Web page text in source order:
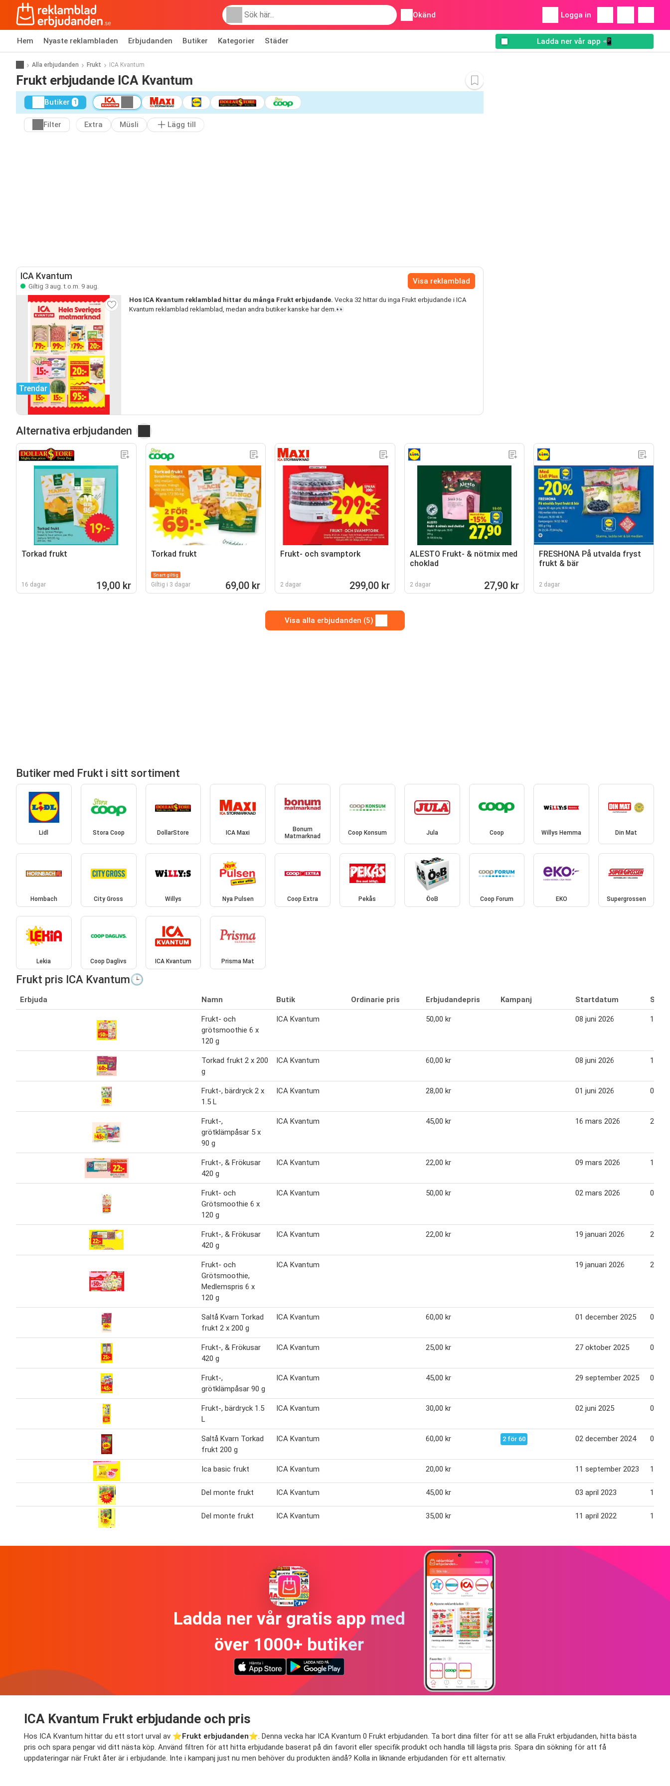
Okänd Logga in
Hem Nyaste reklambladen Erbjudanden Butiker Kategorier Städer Ladda ner vår app 📲
Alla erbjudanden Frukt ICA Kvantum
Frukt erbjudande ICA Kvantum
Butiker 1
Filter Extra Müsli Lägg till
ICA Kvantum
Giltig 3 aug. t.o.m. 9 aug.
Visa reklamblad
Trendar
Hos ICA Kvantum reklamblad hittar du många Frukt erbjudande. Vecka 32 hittar du inga Frukt erbjudande i ICA
Kvantum reklamblad reklamblad, medan andra butiker kanske har dem.👀
Alternativa erbjudanden
Torkad frukt
16 dagar 19,00 kr
Torkad frukt
Snart giltig
Giltig i 3 dagar 69,00 kr
Frukt- och svamptork
2 dagar 299,00 kr
ALESTO Frukt- & nötmix med
choklad
2 dagar 27,90 kr
FRESHONA På utvalda fryst
frukt & bär
2 dagar
Visa alla erbjudanden (5)
Butiker med Frukt i sitt sortiment
Lidl Stora Coop DollarStore ICA Maxi
Bonum
Matmarknad
Coop Konsum Jula Coop Willys Hemma Din Mat
Hornbach City Gross Willys Nya Pulsen Coop Extra Pekås ÖoB Coop Forum EKO Supergrossen
Lekia Coop Daglivs ICA Kvantum Prisma Mat
Frukt pris ICA Kvantum🕒
Erbjuda Namn Butik Ordinarie pris Erbjudandepris Kampanj Startdatum
Frukt- och
grötsmoothie 6 x
120 g
ICA Kvantum 50,00 kr 08 juni 2026 14
Torkad frukt 2 x 200
g
ICA Kvantum 60,00 kr 08 juni 2026 14
Frukt-, bärdryck 2 x
1.5 L
ICA Kvantum 28,00 kr 01 juni 2026 07
Frukt-,
grötklämpåsar 5 x
90 g
ICA Kvantum 45,00 kr 16 mars 2026 22
Frukt-, & Frökusar
420 g
ICA Kvantum 22,00 kr 09 mars 2026 15
Frukt- och
Grötsmoothie 6 x
120 g
ICA Kvantum 50,00 kr 02 mars 2026 08
Frukt-, & Frökusar
420 g
ICA Kvantum 22,00 kr 19 januari 2026 25
Frukt- och
Grötsmoothie,
Medlemspris 6 x
120 g
ICA Kvantum 19 januari 2026 25
Saltå Kvarn Torkad
frukt 2 x 200 g
ICA Kvantum 60,00 kr 01 december 2025 07
Frukt-, & Frökusar
420 g
ICA Kvantum 25,00 kr 27 oktober 2025 02
Frukt-,
grötklämpåsar 90 g
ICA Kvantum 45,00 kr 29 september 2025 05
Frukt-, bärdryck 1.5
L
ICA Kvantum 30,00 kr 02 juni 2025 08
Saltå Kvarn Torkad
frukt 200 g
ICA Kvantum 60,00 kr 2 för 60 02 december 2024 08
Ica basic frukt ICA Kvantum 20,00 kr 11 september 2023 17
Del monte frukt ICA Kvantum 45,00 kr 03 april 2023 10
Del monte frukt ICA Kvantum 35,00 kr 11 april 2022 18
Ladda ner vår gratis app med
över 1000+ butiker
ICA Kvantum Frukt erbjudande och pris
Hos ICA Kvantum hittar du ett stort urval av ⭐️Frukt erbjudanden⭐️. Denna vecka har ICA Kvantum 0 Frukt erbjudanden. Ta bort dina filter för att se alla Frukt erbjudanden, hitta bästa
pris och spara pengar vid ditt nästa köp. Använd filtren för att hitta erbjudande baserat på din favorit eller specifik produkt och handla till lägsta pris. Spara din sökning för att få
uppdateringar när Frukt åter är i erbjudande. Inte i kampanj just nu men behöver du produkten ändå? Kolla in liknande erbjudanden för ett alternativ.